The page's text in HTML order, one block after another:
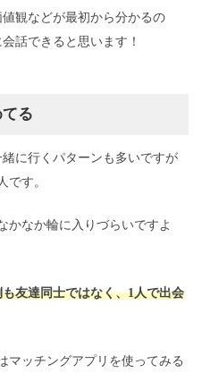
観などが最初から分かるの
話できると思います！
る
に行くパターンも多いですが
です。
かなか輪に入りづらいですよ
友達同士ではなく、1人で出会
マッチングアプリを使ってみる